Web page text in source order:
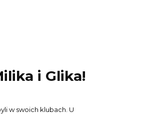
i Glika!
w swoich klubach. U